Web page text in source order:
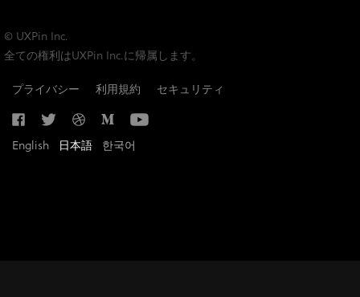
© UXPin Inc.
全ての権利はUXPin Inc.に帰属します。
プライバシー 利用規約 セキュリティ
English 日本語 한국어